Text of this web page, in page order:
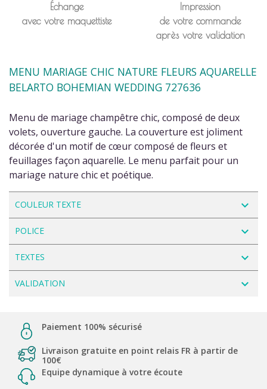
Échange
avec votre maquettiste
Impression
de votre commande
après votre validation
MENU MARIAGE CHIC NATURE FLEURS AQUARELLE
BELARTO BOHEMIAN WEDDING 727636
Menu de mariage champêtre chic, composé de deux
volets, ouverture gauche. La couverture est joliment
décorée d'un motif de cœur composé de fleurs et
feuillages façon aquarelle. Le menu parfait pour un
mariage nature chic et poétique.
COULEUR TEXTE navigate_next
POLICE navigate_next
TEXTES navigate_next
VALIDATION navigate_next
Paiement 100% sécurisé
Livraison gratuite en point relais FR à partir de
100€
Equipe dynamique à votre écoute